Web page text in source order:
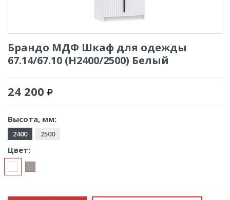
Брандо МДФ Шкаф для одежды
67.14/67.10 (Н2400/2500) Белый
24 200
Высота, мм:
2400 2500
Цвет: